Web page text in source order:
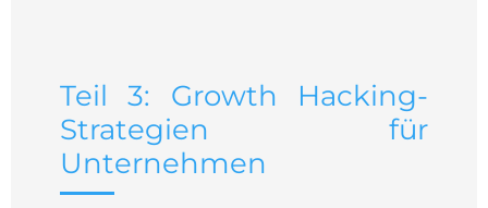
Teil 3: Growth Hacking-
Strategien für
Unternehmen